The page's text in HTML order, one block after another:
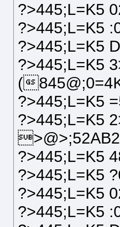
?>445;L=K5
?>445;L=K5
?>445;L=K5
?>445;L=K5
(
?>445;L=K5
?>445;L=K5
?>445;L=K5
?>445;L=K5
?>445;L=K5
?>445;L=K5